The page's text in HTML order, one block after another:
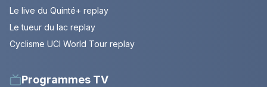
Le live du Quinté+ replay
Le tueur du lac replay
Cyclisme UCI World Tour replay
Programmes TV